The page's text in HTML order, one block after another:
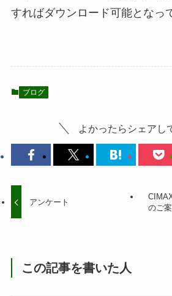
すればダウンロード可能となっ
ブログ
よかったらシェアし
アンケート
のご
この記事を書いた人